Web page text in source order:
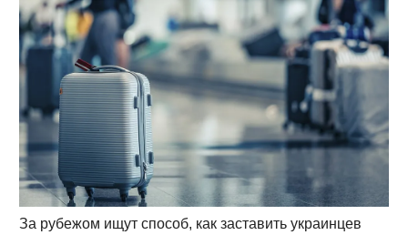
За рубежом ищут способ, как заставить украинцев